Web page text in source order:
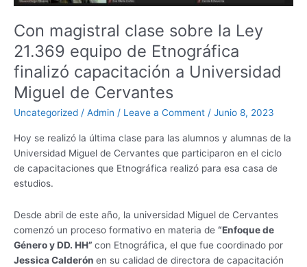
Con magistral clase sobre la Ley
21.369 equipo de Etnográfica
finalizó capacitación a Universidad
Miguel de Cervantes
Uncategorized / Admin / Leave a Comment / Junio 8, 2023
Hoy se realizó la última clase para las alumnos y alumnas de la
Universidad Miguel de Cervantes que participaron en el ciclo
de capacitaciones que Etnográfica realizó para esa casa de
estudios.
Desde abril de este año, la universidad Miguel de Cervantes
comenzó un proceso formativo en materia de “Enfoque de
Género y DD. HH” con Etnográfica, el que fue coordinado por
Jessica Calderón en su calidad de directora de capacitación
finalizó
capacitación
a
Universidad
Miguel
Cervantes